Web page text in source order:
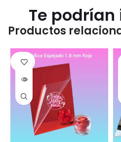
Te
Productos
SOLD
OUT